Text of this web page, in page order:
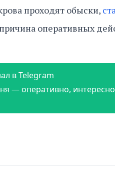
проходят обыски,
оперативных
в Telegram
— оперативно,